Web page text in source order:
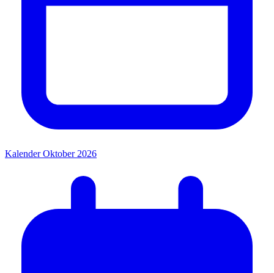
Kalender Oktober 2026